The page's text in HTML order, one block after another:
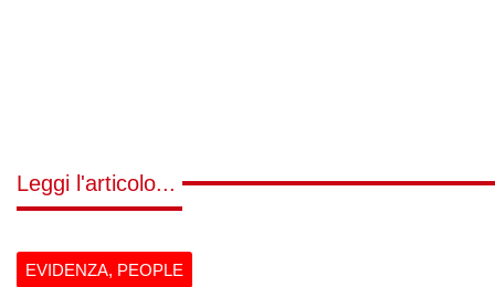
Leggi l'articolo...
EVIDENZA, PEOPLE